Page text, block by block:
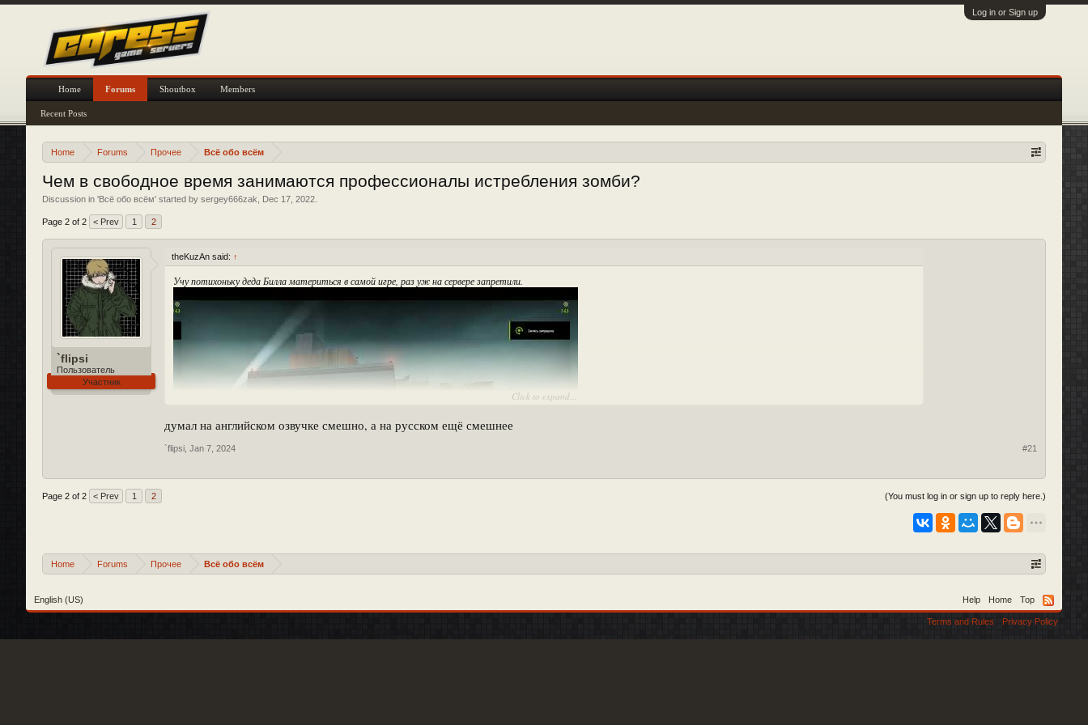
Log in or Sign up
Home Forums Прочее Всё обо всём
Чем в свободное время занимаются профессионалы истребления зомби?
Discussion in 'Всё обо всём' started by sergey666zak Dec 17, 2022
Page 2 of 2 < Prev 1 2
`flipsi
Пользователь
Участник
theKuzAn said: ↑
Учу потихоньку деда Билла материться в самой игре, раз уж на сервере запретили.
Click to expand...
думал на английском озвучке смешно, а на русском ещё смешнее
`flipsi Jan 7, 2024 #21
(You must log in or sign up to reply here.)
Page 2 of 2 < Prev 1 2
Home Forums Прочее Всё обо всём
Home Forums
Recent Posts
Shoutbox Members
English (US) Help Home Top
Terms and Rules Privacy Policy